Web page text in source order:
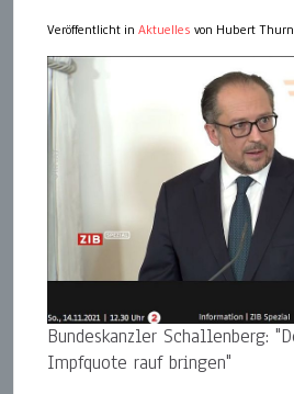
Veröffentlicht in Aktuelles von Hubert
Bundeskanzler Schallenberg:
Impfquote rauf bringen"